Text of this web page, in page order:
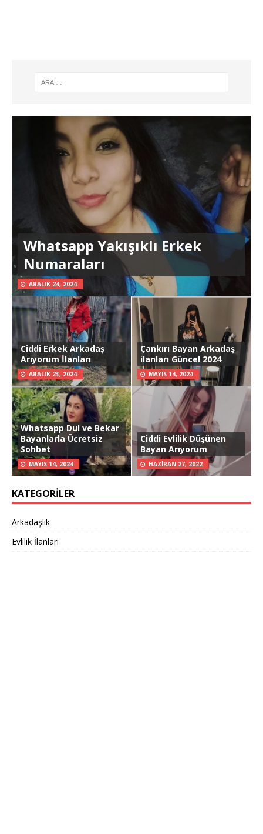
Whatsapp Yakışıklı Erkek
Numaraları
ARALIK 24, 2024
Ciddi Erkek Arkadaş
Arıyorum İlanları
ARALIK 23, 2024
Çankırı Bayan Arkadaş
ilanları Güncel 2024
MAYIS 14, 2024
Whatsapp Dul ve Bekar
Bayanlarla Ücretsiz
Sohbet
MAYIS 14, 2024
Ciddi Evlilik Düşünen
Bayan Arıyorum
HAZIRAN 27, 2022
KATEGORILER
Arkadaşlık
Evlilik İlanları